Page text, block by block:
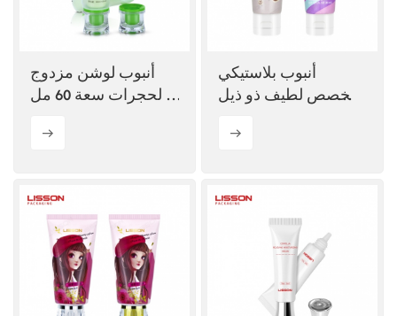
أنبوب لوشن مزدوج
الحجرات سعة 60 مل
للعناية بالبشرة
أنبوب بلاستيكي
مخصص لطيف ذو ذيل
اليدين